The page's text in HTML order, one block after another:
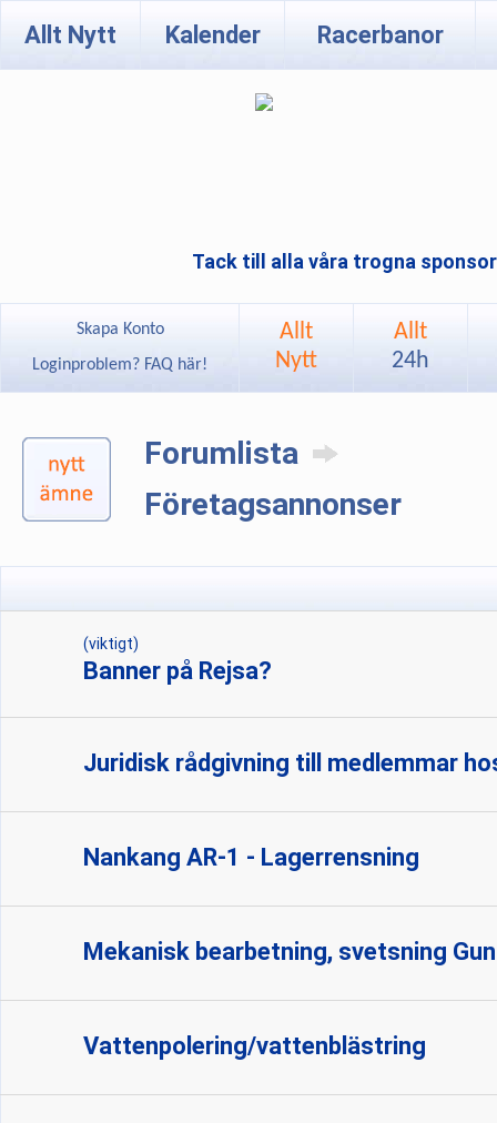
Allt Nytt Kalender Racerbanor
Tack till alla våra trogna
Skapa Konto
Loginproblem? FAQ här!
Allt
Nytt
Allt
24h
Forumlista
Företagsannonser
(viktigt)
Banner på Rejsa?
Juridisk rådgivning till medlemmar
Nankang AR-1 - Lagerrensning
Mekanisk bearbetning, svetsning
Vattenpolering/vattenblästring